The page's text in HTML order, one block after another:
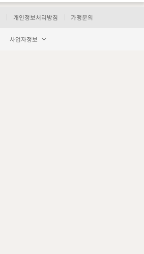
개인정보처리방침 가맹문의
사업자정보